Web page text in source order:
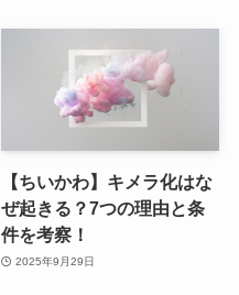
【ちいかわ】キメラ化はな
ぜ起きる？7つの理由と条
件を考察！
2025年9月29日